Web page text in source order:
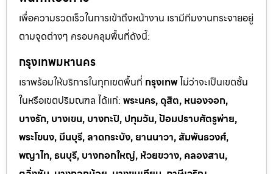
เพื่อความรวดเร็วในการเข้าถึงหน้างาน เรามีทีมงานกระจายอยู่
ตามจุดต่างๆ ครอบคลุมพื้นที่ดังนี้:
กรุงเทพมหานคร
เราพร้อมให้บริการในทุกเขตพื้นที่ กรุงเทพไม่ว่าจะเป็นเขตชั้น
ในหรือเขตปริมณฑล ได้แก่: พระนคร, ดุสิต, หนองจอก,
บางรัก, บางเขน, บางกะปิ, ปทุมวัน, ป้อมปราบศัตรูพ่าย,
พระโขนง, มีนบุรี, ลาดกระบัง, ยานนาวา, สัมพันธวงศ์,
พญาไท, ธนบุรี, บางกอกใหญ่, ห้วยขวาง, คลองสาน,